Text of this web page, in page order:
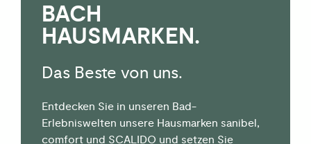
BACH
HAUS­­MARKEN.
Das Beste von uns.
Entdecken Sie in unseren Bad-
Erlebniswelten unsere Hausmarken sanibel,
comfort und SCALIDO und setzen Sie